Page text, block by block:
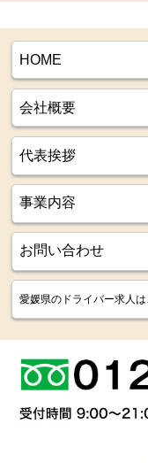
HOME
会社概要
代表挨拶
事業内容
お問い合わせ
愛媛県のドライバー求人